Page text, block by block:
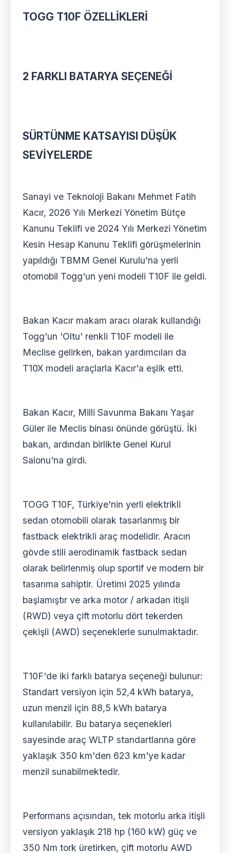
TOGG T10F ÖZELLİKLERİ
2 FARKLI BATARYA SEÇENEĞİ
SÜRTÜNME KATSAYISI DÜŞÜK
SEVİYELERDE
Sanayi ve Teknoloji Bakanı Mehmet Fatih
Kacır, 2026 Yılı Merkezi Yönetim Bütçe
Kanunu Teklifi ve 2024 Yılı Merkezi Yönetim
Kesin Hesap Kanunu Teklifi görüşmelerinin
yapıldığı TBMM Genel Kurulu'na yerli
otomobil Togg'un yeni modeli T10F ile geldi.
Bakan Kacır makam aracı olarak kullandığı
Togg'un 'Oltu' renkli T10F modeli ile
Meclise gelirken, bakan yardımcıları da
T10X modeli araçlarla Kacır'a eşlik etti.
Bakan Kacır, Milli Savunma Bakanı Yaşar
Güler ile Meclis binası önünde görüştü. İki
bakan, ardından birlikte Genel Kurul
Salonu'na girdi.
TOGG T10F, Türkiye'nin yerli elektrikli
sedan otomobili olarak tasarlanmış bir
fastback elektrikli araç modelidir. Aracın
gövde stili aerodinamik fastback sedan
olarak belirlenmiş olup sportif ve modern bir
tasarıma sahiptir. Üretimi 2025 yılında
başlamıştır ve arka motor / arkadan itişli
(RWD) veya çift motorlu dört tekerden
çekişli (AWD) seçeneklerle sunulmaktadır.
T10F'de iki farklı batarya seçeneği bulunur:
Standart versiyon için 52,4 kWh batarya,
uzun menzil için 88,5 kWh batarya
kullanılabilir. Bu batarya seçenekleri
sayesinde araç WLTP standartlarına göre
yaklaşık 350 km'den 623 km'ye kadar
menzil sunabilmektedir.
Performans açısından, tek motorlu arka itişli
versiyon yaklaşık 218 hp (160 kW) güç ve
350 Nm tork üretirken, çift motorlu AWD